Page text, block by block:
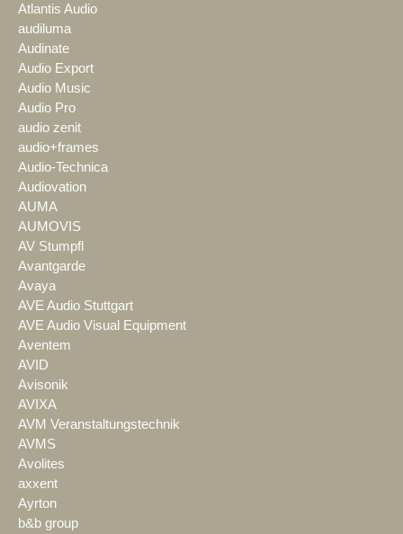
Atlantis Audio
audiluma
Audinate
Audio Export
Audio Music
Audio Pro
audio zenit
audio+frames
Audio-Technica
Audiovation
AUMA
AUMOVIS
AV Stumpfl
Avantgarde
Avaya
AVE Audio Stuttgart
AVE Audio Visual Equipment
Aventem
AVID
Avisonik
AVIXA
AVM Veranstaltungstechnik
AVMS
Avolites
axxent
Ayrton
b&b group